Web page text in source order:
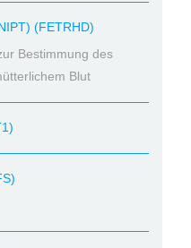
(FETRHD)
Bestimmung des
Blut